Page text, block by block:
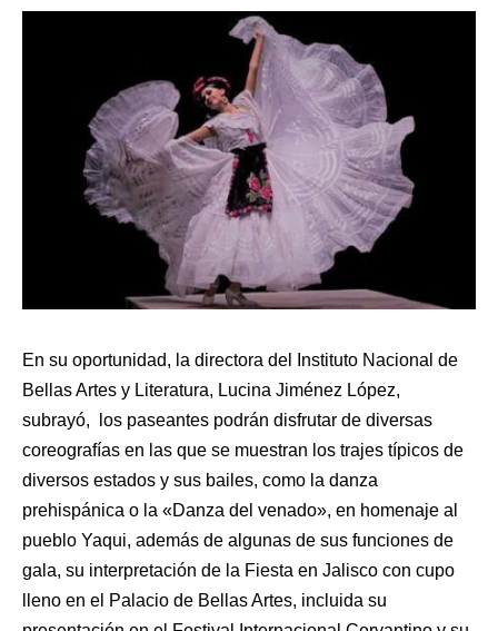
En su oportunidad, la directora del Instituto Nacional de
Bellas Artes y Literatura, Lucina Jiménez López,
subrayó, los paseantes podrán disfrutar de diversas
coreografías en las que se muestran los trajes típicos de
diversos estados y sus bailes, como la danza
prehispánica o la «Danza del venado», en homenaje al
pueblo Yaqui, además de algunas de sus funciones de
gala, su interpretación de la Fiesta en Jalisco con cupo
lleno en el Palacio de Bellas Artes, incluida su